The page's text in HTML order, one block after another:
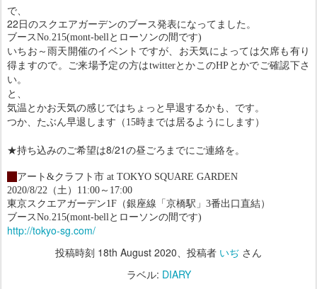
で、
22日のスクエアガーデンのブース発表になってました。
ブースNo.215(mont-bellとローソンの間です)
いちお～雨天開催のイベントですが、お天気によっては欠席も有り
得ますので。ご来場予定の方はtwitterとかこのHPとかでご確認下さ
い。
と、
気温とかお天気の感じではちょっと早退するかも、です。
つか、たぶん早退します（15時までは居るようにします）
★持ち込みのご希望は8/21の昼ごろまでにご連絡を。
アート&クラフト市 at TOKYO SQUARE GARDEN
2020/8/22（土）11:00～17:00
東京スクエアガーデン1F（銀座線「京橋駅」3番出口直結）
ブースNo.215(mont-bellとローソンの間です)
http://tokyo-sg.com/
投稿時刻 18th August 2020、投稿者 いぢ さん
ラベル: DIARY